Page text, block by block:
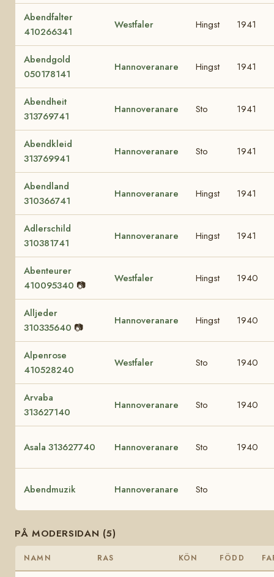
Abendfalter
410266341
Westfaler Hingst 1941
Abendgold
050178141
Hannoveranare Hingst 1941
Abendheit
313769741
Hannoveranare Sto 1941
Abendkleid
313769941
Hannoveranare Sto 1941
Abendland
310366741
Hannoveranare Hingst 1941
Adlerschild
310381741
Hannoveranare Hingst 1941
Abenteurer
410095340 📷
Westfaler Hingst 1940
Alljeder
310335640 📷
Hannoveranare Hingst 1940
Alpenrose
410528240
Westfaler Sto 1940
Arvaba
313627140
Hannoveranare Sto 1940
Asala 313627740 Hannoveranare Sto 1940
Abendmuzik Hannoveranare Sto
PÅ MODERSIDAN (5)
NAMN RAS KÖN FÖDD